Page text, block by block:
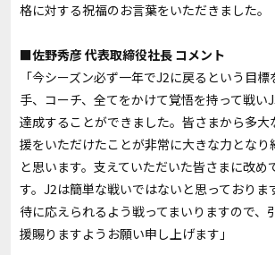
格に対する祝福のお言葉をいただきました。
■佐野秀彦 代表取締役社長 コメント
「今シーズン必ず一年でJ2に戻るという目
手、コーチ、全てをかけて覚悟を持って戦い
達成することができました。皆さまから多大
援をいただけたことが非常に大きな力となり
と思います。支えていただいた皆さまに改め
す。J2は簡単な戦いではないと思っておりま
待に応えられるよう戦ってまいりますので、
援賜りますようお願い申し上げます」